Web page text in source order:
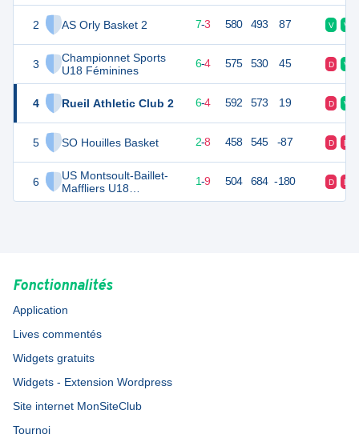
2 AS Orly Basket 2
3
Championnet Sports
U18 Féminines
4 Rueil Athletic Club 2
5 SO Houilles Basket
6
US Montsoult-Baillet-
Maffliers U18
Féminines
17 7-3 580 493 87 V V
16 6-4 575 530 45 D V
16 10 6-4 592 573 19 D V
12 2-8 458 545 -87 D D
11 1-9 504 684 -180 D D
Fonctionnalités
Application
Lives commentés
Widgets gratuits
Widgets - Extension Wordpress
Site internet MonSiteClub
Tournoi